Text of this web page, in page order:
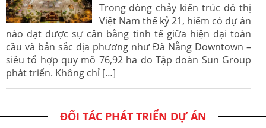
Trong dòng chảy kiến trúc đô thị
Việt Nam thế kỷ 21, hiếm có dự án
nào đạt được sự cân bằng tinh tế giữa hiện đại toàn
cầu và bản sắc địa phương như Đà Nẵng Downtown –
siêu tổ hợp quy mô 76,92 ha do Tập đoàn Sun Group
phát triển. Không chỉ […]
ĐỐI TÁC PHÁT TRIỂN DỰ ÁN